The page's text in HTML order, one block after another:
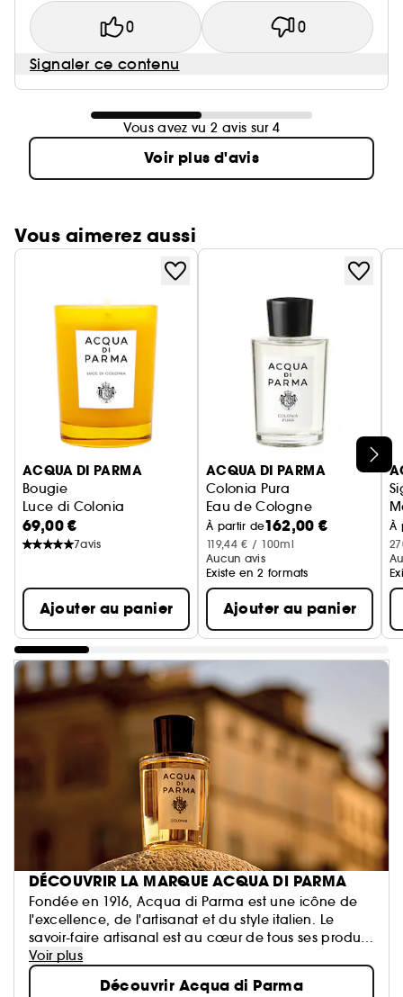
0 0
Signaler ce contenu
Vous avez vu 2 avis sur 4
Voir plus d'avis
Vous aimerez aussi
Ignorer le carrousel produits
ACQUA DI PARMA
Bougie
Luce di Colonia
69,00 €
7avis
Ajouter au panier
ACQUA DI PARMA
Colonia Pura
Eau de Cologne
À partir de162,00 €
119,44 € / 100ml
Aucun avis
Existe en 2 formats
Ajouter au panier
À
DÉCOUVRIR LA MARQUE ACQUA DI PARMA
Fondée en 1916, Acqua di Parma est une icône de
l'excellence, de l'artisanat et du style italien. Le
savoir-faire artisanal est au cœur de tous ses produits
qui sont fièrement fabriqués en Italie, où
l'authenticité et la simplicité brillent.
Voir plus
Découvrir Acqua di Parma